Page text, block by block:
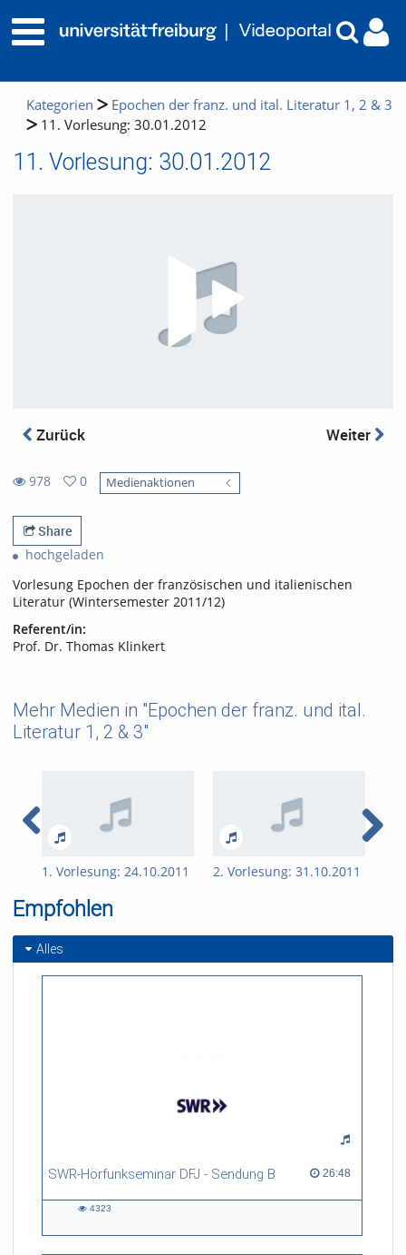
Kategorien
Epochen der franz. und ital. Literatur 1, 2 & 3
11. Vorlesung: 30.01.2012
11. Vorlesung: 30.01.2012
Zurück Weiter
978
views
0
favorites
Medienaktionen
Share
hochgeladen
Vorlesung Epochen der französischen und italienischen
Literatur (Wintersemester 2011/12)
Referent/in:
Prof. Dr. Thomas Klinkert
Mehr Medien in "Epochen der franz. und ital.
Literatur 1, 2 & 3"
1. Vorlesung: 24.10.2011 2. Vorlesung: 31.10.2011
Empfohlen
Alles
SWR-Hörfunkseminar DFJ - Sendung B 26:48
26:48 duration
4323